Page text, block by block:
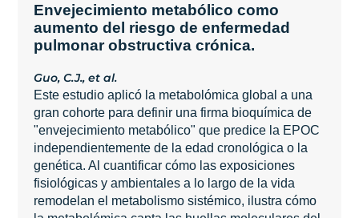
Envejecimiento metabólico como
aumento del riesgo de enfermedad
pulmonar obstructiva crónica.
Guo, C.J., et al.
Este estudio aplicó la metabolómica global a una
gran cohorte para definir una firma bioquímica de
"envejecimiento metabólico" que predice la EPOC
independientemente de la edad cronológica o la
genética. Al cuantificar cómo las exposiciones
fisiológicas y ambientales a lo largo de la vida
remodelan el metabolismo sistémico, ilustra cómo